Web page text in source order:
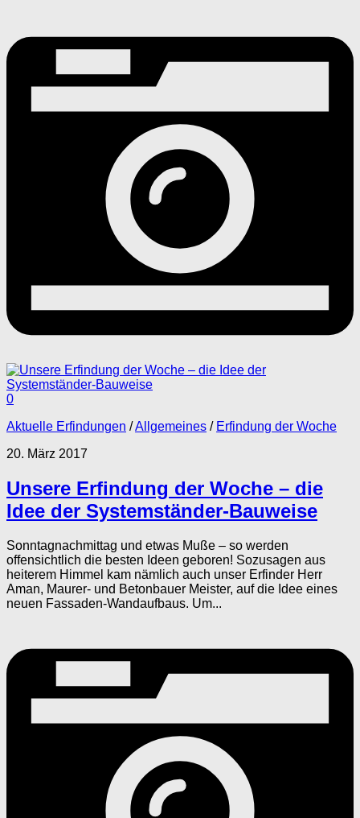
0
Aktuelle Erfindungen /Allgemeines / Erfindung der Woche
20. März 2017
Unsere Erfindung der Woche – die
Idee der Systemständer-Bauweise
Sonntagnachmittag und etwas Muße – so werden
offensichtlich die besten Ideen geboren! Sozusagen aus
heiterem Himmel kam nämlich auch unser Erfinder Herr
Aman, Maurer- und Betonbauer Meister, auf die Idee eines
neuen Fassaden-Wandaufbaus. Um...